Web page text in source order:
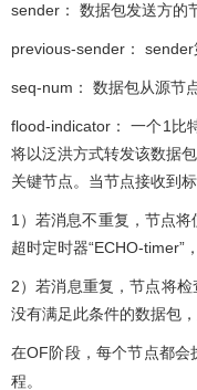
sender： 数据包发送方的
previous‑sender：
seq‑num： 数据包从源节
flood‑indicator： 一个1比
将以泛洪方式转发该数据
关键节点。当节点接收到
1）若消息不重复，节点将
超时定时器“ECHO-timer”
2）若消息重复，节点将
没有满足此条件的数据包
在OF阶段，每个节点都
程。